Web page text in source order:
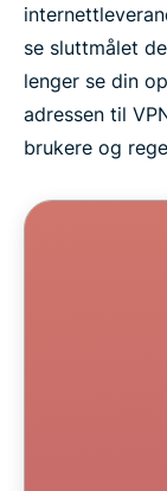
se sluttmålet
lenger se din
adressen til
brukere og